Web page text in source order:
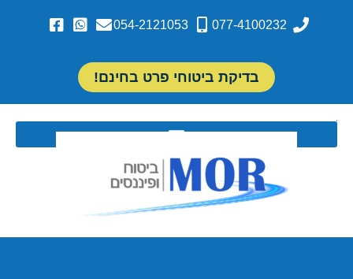
077-4100232
054-2121053
בדיקת ביטוחי פרט בחינם!